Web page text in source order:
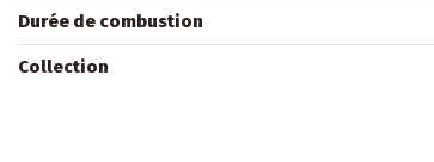
Durée de combustion
Collection